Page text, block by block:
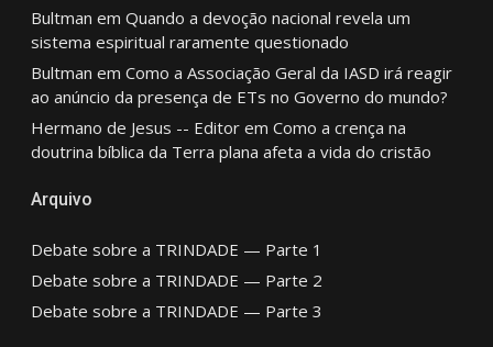
Bultman em Quando a devoção nacional revela um
sistema espiritual raramente questionado
Bultman em Como a Associação Geral da IASD irá reagir
ao anúncio da presença de ETs no Governo do mundo?
Hermano de Jesus -- Editorem Como a crença na
doutrina bíblica da Terra plana afeta a vida do cristão
Arquivo
Debate sobre a TRINDADE — Parte 1
Debate sobre a TRINDADE — Parte 2
Debate sobre a TRINDADE — Parte 3